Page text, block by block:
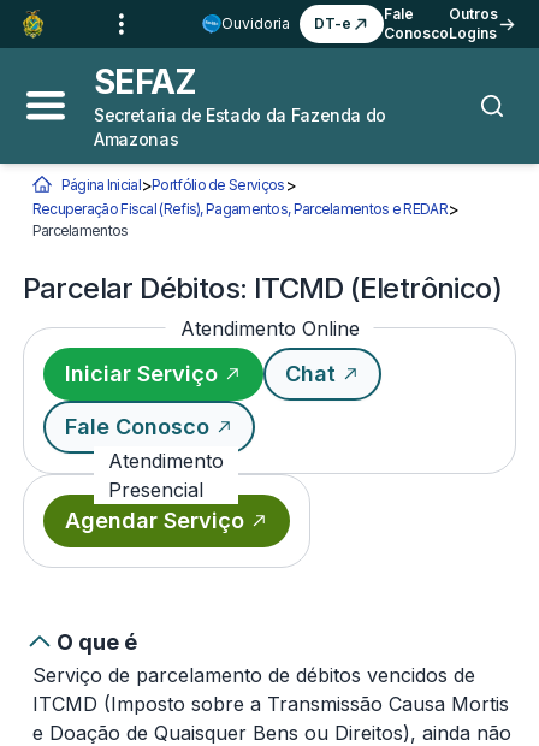
Ir para o
Conteúdo
Ir para a
Navegação 3
Ir para o
Rodapé 4
Ouvidoria DT-e
Fale
Conosco
Outros
Logins
Abrir menu principal
SEFAZ
Secretaria de Estado da Fazenda do
Amazonas
Você está aqui:
Página Inicial>Portfólio de Serviços >
Recuperação Fiscal (Refis), Pagamentos, Parcelamentos e REDAR>
ParcelamentosParcelar Débitos: ITCMD (Eletrônico)
Parcelar Débitos: ITCMD (Eletrônico)
Atendimento Online
Iniciar Serviço Chat
Fale Conosco
Atendimento
Presencial
Agendar Serviço
O que é
Serviço de parcelamento de débitos vencidos de
ITCMD (Imposto sobre a Transmissão Causa Mortis
e Doação de Quaisquer Bens ou Direitos), ainda não